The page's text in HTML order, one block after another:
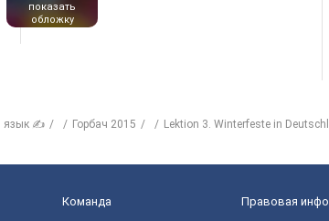
показать
обложку
язык ✍ Горбач 2015
Lektion 3. Winterfeste in
Команда Правовая